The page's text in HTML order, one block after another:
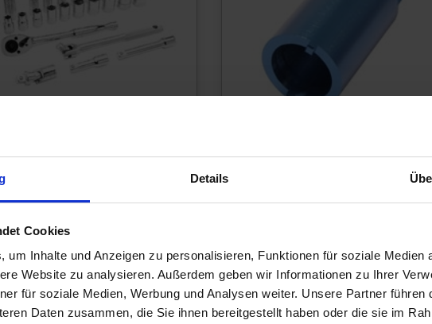
Details
Cookies
um Inhalte und Anzeigen zu personalisieren, Funktionen für soziale Medien
Website zu analysieren. Außerdem geben wir Informationen zu Ihrer
für soziale Medien, Werbung und Analysen weiter. Unsere Partner führen
Daten zusammen, die Sie ihnen bereitgestellt haben oder die sie im